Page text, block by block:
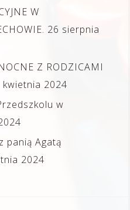
W
26 sierpnia
Z RODZICAMI
kwietnia 2024
w
panią Agatą
2024